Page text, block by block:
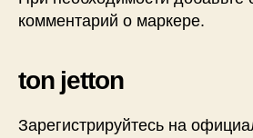
комментарий о маркере.
ton jetton
Зарегистрируйтесь на